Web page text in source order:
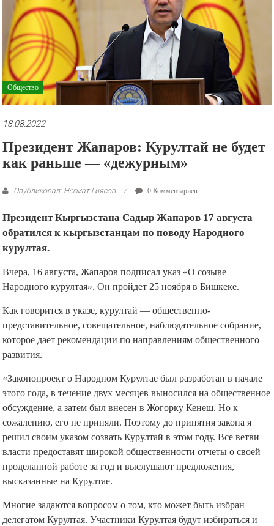
рекламные
ролики
и
презентации.
Общество
18.08.2022
Президент Жапаров: Курултай не будет
как раньше — «дежурным»
Опубликовал: Негмат Гиясов 0 Комментариев
Президент Кыргызстана Садыр Жапаров 17 августа
обратился к кыргызстанцам по поводу Народного
курултая.
Вчера, 16 августа, Жапаров подписал указ «О созыве
Народного курултая». Он пройдет 25 ноября в Бишкеке.
Как говорится в указе, курултай — общественно-
представительное, совещательное, наблюдательное собрание,
которое дает рекомендации по направлениям общественного
развития.
«Законопроект о Народном Курултае был разработан в начале
этого года, в течение двух месяцев выносился на общественное
обсуждение, а затем был внесен в Жогорку Кенеш. Но к
сожалению, его не приняли. Поэтому до принятия закона я
решил своим указом созвать Курултай в этом году. Все ветви
власти предоставят широкой общественности отчеты о своей
проделанной работе за год и выслушают предложения,
высказанные на Курултае.
Многие задаются вопросом о том, кто может быть избран
делегатом Курултая. Участники Курултая будут избираться и